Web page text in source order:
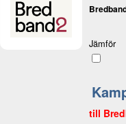
Jämför
till